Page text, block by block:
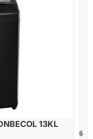
13KL
$